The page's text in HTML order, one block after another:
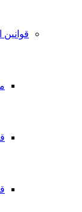
قوانین